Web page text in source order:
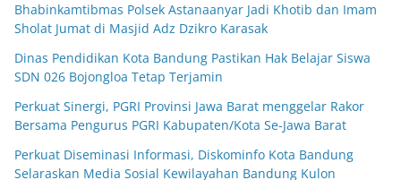
Bhabinkamtibmas Polsek Astanaanyar Jadi Khotib dan Imam
Sholat Jumat di Masjid Adz Dzikro Karasak
Dinas Pendidikan Kota Bandung Pastikan Hak Belajar Siswa
SDN 026 Bojongloa Tetap Terjamin
Perkuat Sinergi, PGRI Provinsi Jawa Barat menggelar Rakor
Bersama Pengurus PGRI Kabupaten/Kota Se-Jawa Barat
Perkuat Diseminasi Informasi, Diskominfo Kota Bandung
Selaraskan Media Sosial Kewilayahan Bandung Kulon